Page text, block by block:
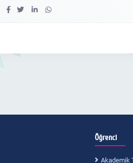
Öğrenci
Akademik